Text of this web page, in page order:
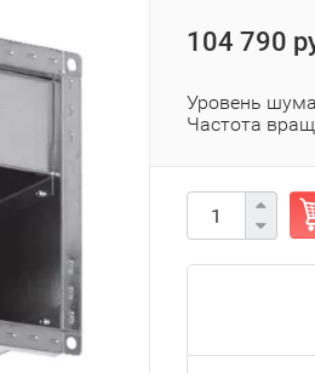
104 790
Уровень
Частота